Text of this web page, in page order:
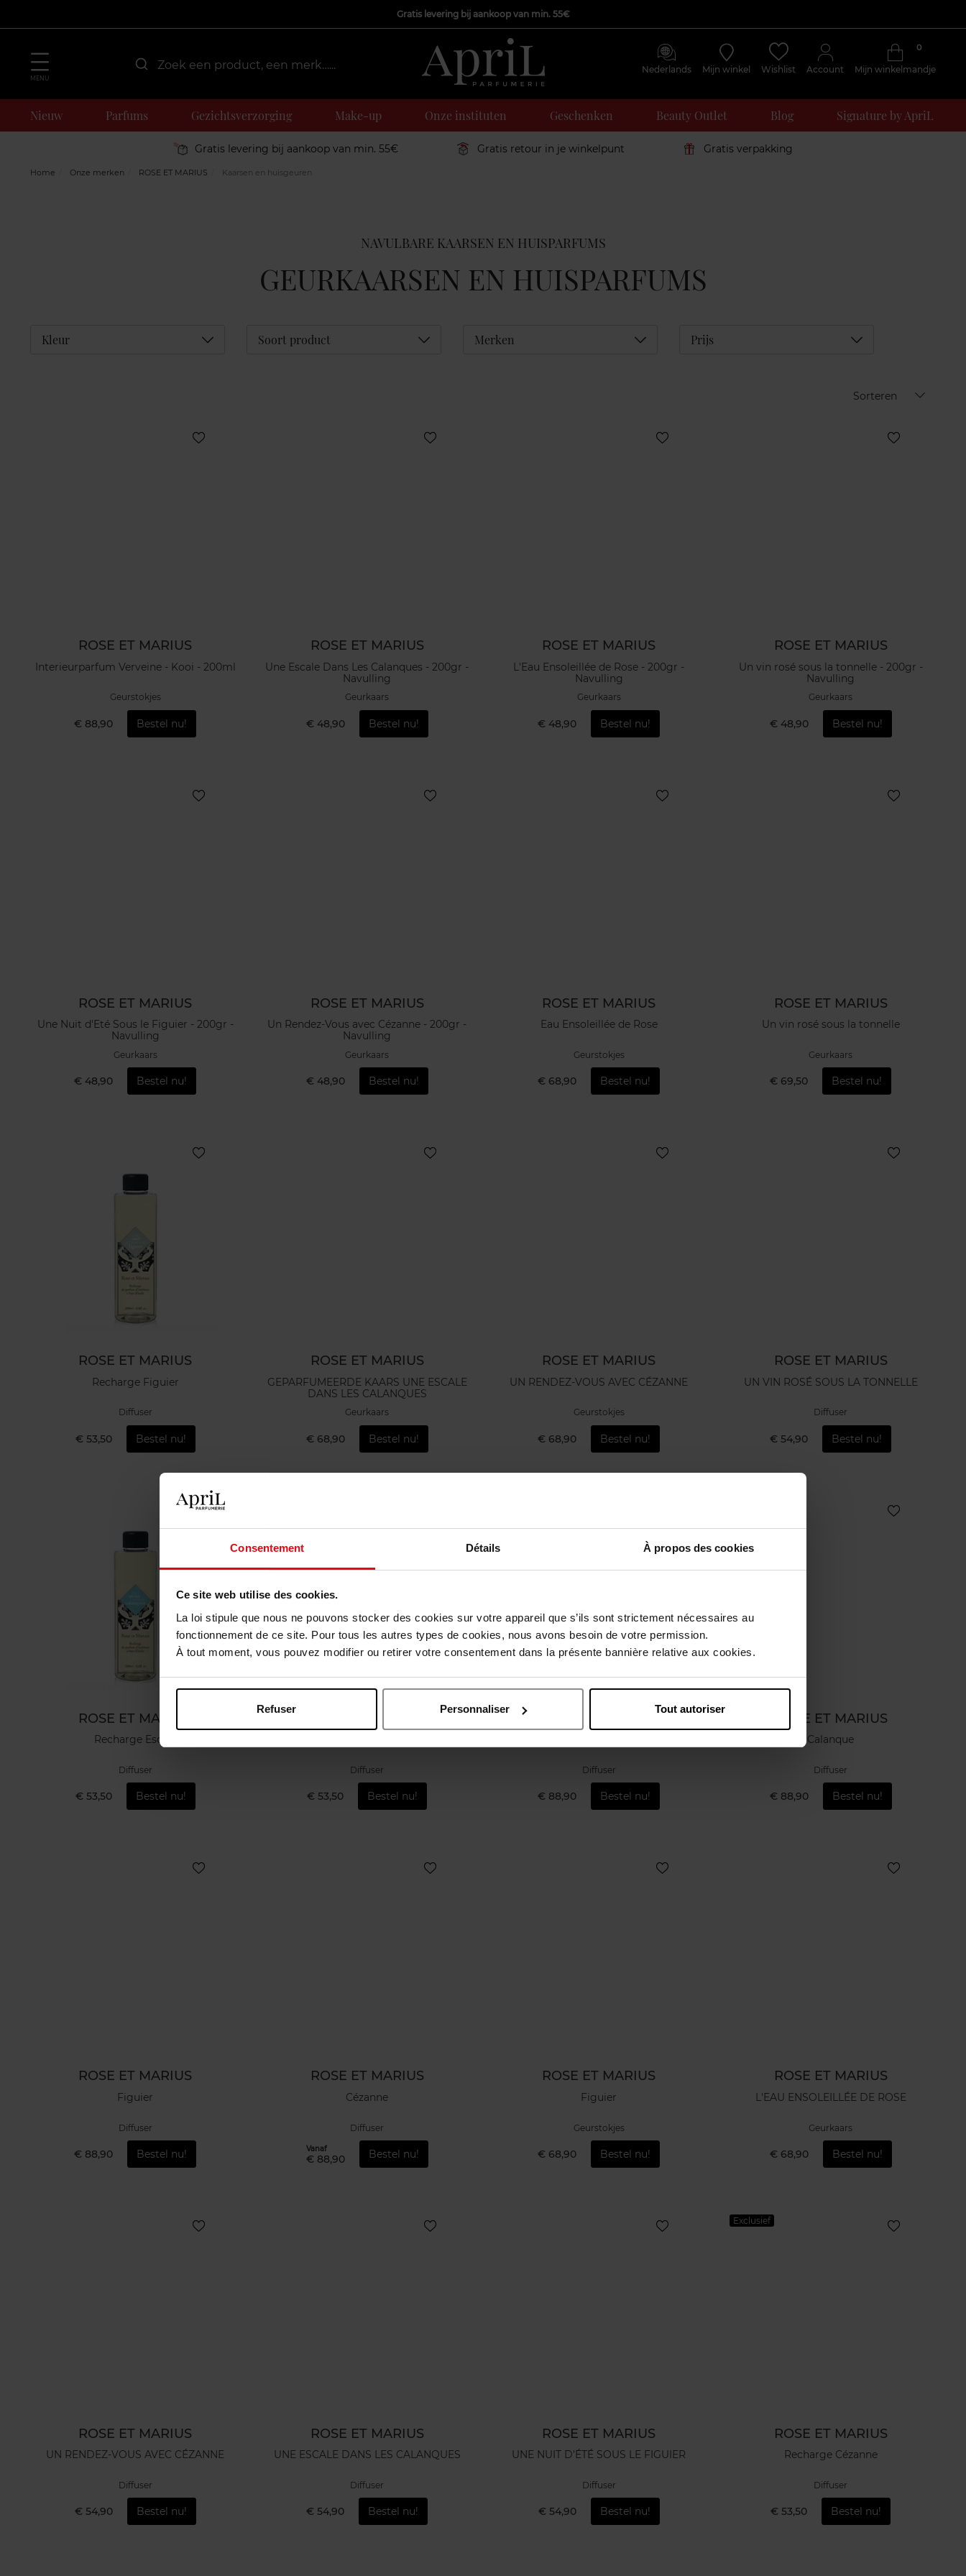
Consentement Détails À propos des cookies
Ce site web utilise des cookies.
La loi stipule que nous ne pouvons stocker des cookies sur votre appareil que s’ils sont strictement nécessaires au
fonctionnement de ce site. Pour tous les autres types de cookies, nous avons besoin de votre permission.
À tout moment, vous pouvez modifier ou retirer votre consentement dans la présente bannière relative aux cookies.
Refuser Personnaliser Tout autoriser
Gratis levering bij aankoop van min. 55€
MENU
Nederlands Mijn winkel Wishlist Account Mijn winkelmandje
0
Nieuw Parfums Gezichtsverzorging Make-up Onze instituten Geschenken Beauty Outlet Blog Signature by ApriL
Gratis levering bij aankoop van min. 55€ Gratis retour in je winkelpunt Gratis verpakking
Home Onze merken ROSE ET MARIUS Kaarsen en huisgeuren
NAVULBARE KAARSEN EN HUISPARFUMS
GEURKAARSEN EN HUISPARFUMS
Kleur Déplier Soort product Déplier Merken Déplier Prijs Déplier
Sorteren
ROSE ET MARIUS
Interieurparfum Verveine - Kooi - 200ml
Geurstokjes
€ 88,90 Bestel nu!
ROSE ET MARIUS
Une Escale Dans Les Calanques - 200gr -
Navulling
Geurkaars
€ 48,90 Bestel nu!
ROSE ET MARIUS
L'Eau Ensoleillée de Rose - 200gr -
Navulling
Geurkaars
€ 48,90 Bestel nu!
ROSE ET MARIUS
Un vin rosé sous la tonnelle - 200gr -
Navulling
Geurkaars
€ 48,90 Bestel nu!
ROSE ET MARIUS
Une Nuit d'Eté Sous le Figuier - 200gr -
Navulling
Geurkaars
€ 48,90 Bestel nu!
ROSE ET MARIUS
Un Rendez-Vous avec Cézanne - 200gr -
Navulling
Geurkaars
€ 48,90 Bestel nu!
ROSE ET MARIUS
Eau Ensoleillée de Rose
Geurstokjes
€ 68,90 Bestel nu!
ROSE ET MARIUS
Un vin rosé sous la tonnelle
Geurkaars
€ 69,50 Bestel nu!
ROSE ET MARIUS
Recharge Figuier
Diffuser
€ 53,50 Bestel nu!
ROSE ET MARIUS
GEPARFUMEERDE KAARS UNE ESCALE
DANS LES CALANQUES
Geurkaars
€ 68,90 Bestel nu!
ROSE ET MARIUS
UN RENDEZ-VOUS AVEC CÉZANNE
Geurstokjes
€ 68,90 Bestel nu!
ROSE ET MARIUS
UN VIN ROSÉ SOUS LA TONNELLE
Diffuser
€ 54,90 Bestel nu!
ROSE ET MARIUS
Recharge Escale
Diffuser
€ 53,50 Bestel nu!
Diffuser
€ 53,50 Bestel nu!
Diffuser
€ 88,90 Bestel nu!
ROSE ET MARIUS
Calanque
Diffuser
€ 88,90 Bestel nu!
ROSE ET MARIUS
Figuier
Diffuser
€ 88,90 Bestel nu!
ROSE ET MARIUS
Cézanne
Diffuser
Vanaf
€ 88,90 Bestel nu!
ROSE ET MARIUS
Figuier
Geurstokjes
€ 68,90 Bestel nu!
ROSE ET MARIUS
L'EAU ENSOLEILLÉE DE ROSE
Geurkaars
€ 68,90 Bestel nu!
ROSE ET MARIUS
UN RENDEZ-VOUS AVEC CÉZANNE
Diffuser
€ 54,90 Bestel nu!
ROSE ET MARIUS
UNE ESCALE DANS LES CALANQUES
Diffuser
€ 54,90 Bestel nu!
ROSE ET MARIUS
UNE NUIT D'ÉTÉ SOUS LE FIGUIER
Diffuser
€ 54,90 Bestel nu!
Exclusief
ROSE ET MARIUS
Recharge Cézanne
Diffuser
€ 53,50 Bestel nu!